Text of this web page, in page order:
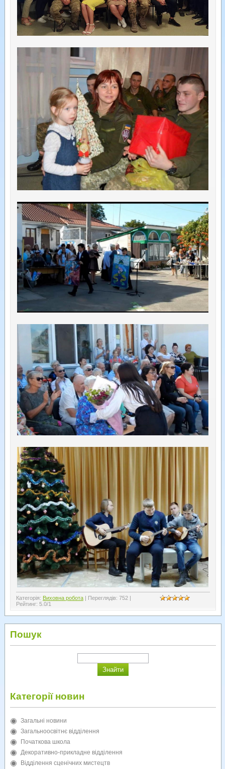
Категорія: Виховна робота| Переглядів: 752 |
Рейтинг: 5.0/1
Пошук
Категорії новин
Загальні новини
Загальноосвітнє відділення
Початкова школа
Декоративно-прикладне відділення
Відділення сценічних мистецтв